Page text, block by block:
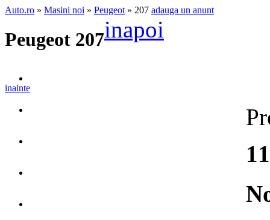
Auto.ro » Masini noi » Peugeot » 207 adauga un anunt
Peugeot 207inapoi
inainte